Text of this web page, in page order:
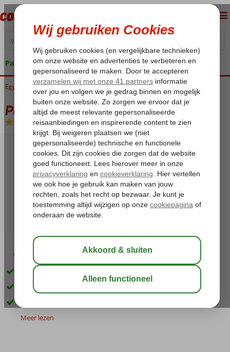
Pakketgarantie
Home
Egypte Rode Zee Sharm el Sheikh Nabq Bay Park Inn
Park Inn
All Inclusive- Hotel
04:45 aug 37°C
Dichtbij het centrum van Nabq Bay
Fantastische aquapark
Meer lezen